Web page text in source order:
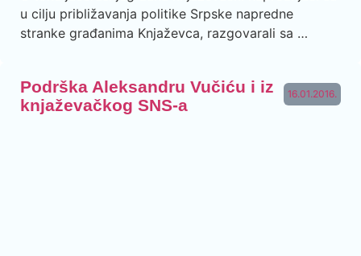
u cilju približavanja politike Srpske napredne
stranke građanima Knjaževca, razgovarali sa …
16.01.2016.
Podrška Aleksandru Vučiću i iz
knjaževačkog SNS-a